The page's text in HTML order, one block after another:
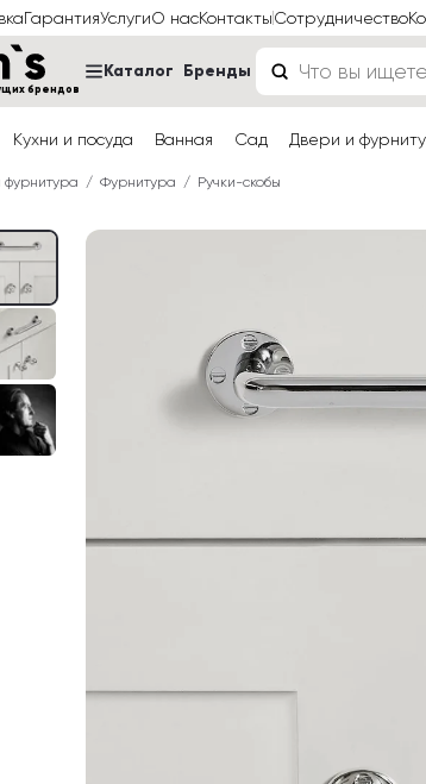
ГарантияУслугиО насКонтактыСотрудничество
брендов
Каталог Бренды
Кухни и посуда Ванная Сад Двери и
Фурнитура Ручки-скобы